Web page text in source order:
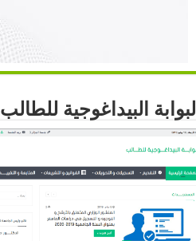
البوابة البيداغوجية للطالب